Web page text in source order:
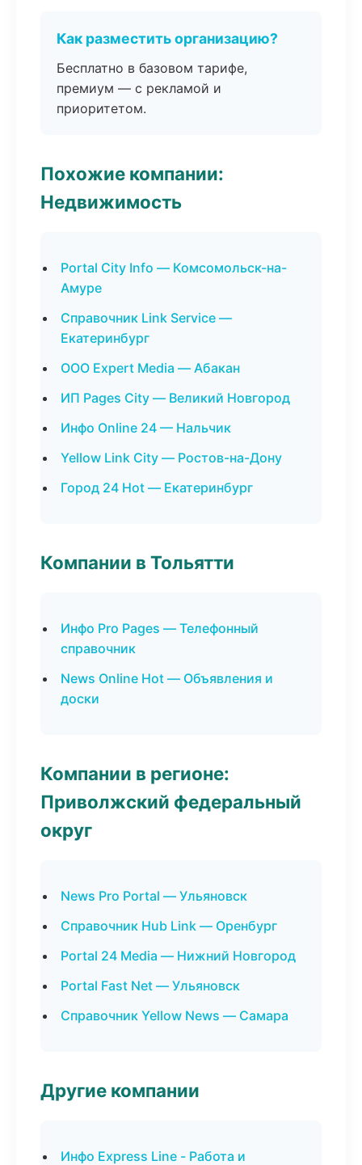
Как разместить организацию?
Бесплатно в базовом тарифе,
премиум — с рекламой и
приоритетом.
Похожие компании:
Недвижимость
Portal City Info — Комсомольск-на-
Амуре
Справочник Link Service —
Екатеринбург
ООО Expert Media — Абакан
ИП Pages City — Великий Новгород
Инфо Online 24 — Нальчик
Yellow Link City — Ростов-на-Дону
Город 24 Hot — Екатеринбург
Компании в Тольятти
Инфо Pro Pages — Телефонный
справочник
News Online Hot — Объявления и
доски
Компании в регионе:
Приволжский федеральный
округ
News Pro Portal — Ульяновск
Справочник Hub Link — Оренбург
Portal 24 Media — Нижний Новгород
Portal Fast Net — Ульяновск
Справочник Yellow News — Самара
Другие компании
Инфо Express Line - Работа и